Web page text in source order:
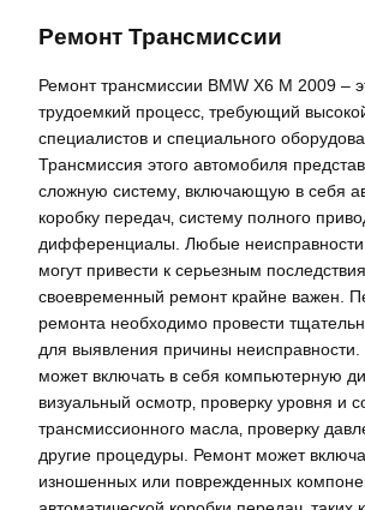
Ремонт Трансмиссии
Ремонт трансмиссии BMW X6 M 2009 –
трудоемкий процесс‚ требующий
специалистов и специального
Трансмиссия этого автомобиля
сложную систему‚ включающую в себя
коробку передач‚ систему полного
дифференциалы. Любые неисправности
могут привести к серьезным
своевременный ремонт крайне важен.
ремонта необходимо провести
для выявления причины неисправности.
может включать в себя компьютерную
визуальный осмотр‚ проверку уровня и
трансмиссионного масла‚ проверку
другие процедуры. Ремонт может
изношенных или поврежденных